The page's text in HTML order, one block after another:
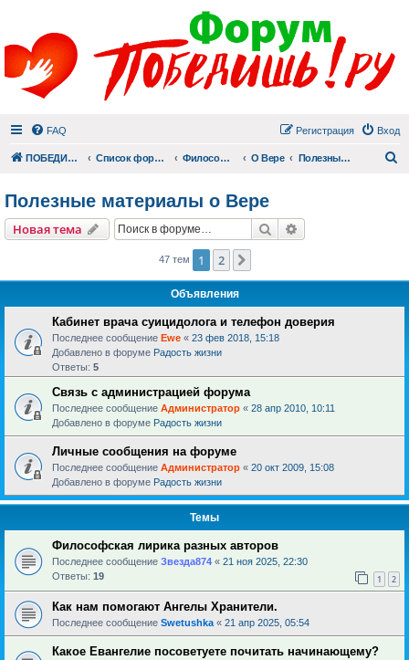
FAQ Вход
Регистрация
ПОБЕДИШЬ.РУ Список форумов Философский раздел О Вере Полезные материалы о Вере
Полезные материалы о Вере
Новая тема Поиск
47 тем 1 2
Объявления
Кабинет врача суицидолога и телефон доверия
Последнее сообщение Ewe « 23 фев 2018, 15:18
Добавлено в форуме Радость жизни
Ответы: 5
Связь с администрацией форума
Последнее сообщение Администратор « 28 апр 2010, 10:11
Добавлено в форуме Радость жизни
Личные сообщения на форуме
Последнее сообщение Администратор « 20 окт 2009, 15:08
Добавлено в форуме Радость жизни
Темы
Философская лирика разных авторов
Последнее сообщение Звезда874 « 21 ноя 2025, 22:30
Ответы: 19 1 2
Как нам помогают Ангелы Хранители.
Последнее сообщение Swetushka « 21 апр 2025, 05:54
Какое Евангелие посоветуете почитать начинающему?